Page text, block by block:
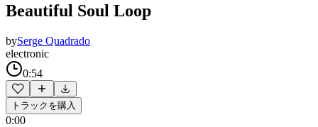
Beautiful Soul Loop
bySerge Quadrado
electronic
0:54
トラックを購入
0:00